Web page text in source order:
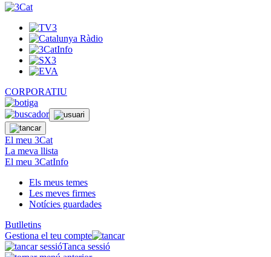
CORPORATIU
El meu 3Cat
La meva llista
El meu 3CatInfo
Els meus temes
Les meves firmes
Notícies guardades
Butlletins
Gestiona el teu compte
Tanca sessió